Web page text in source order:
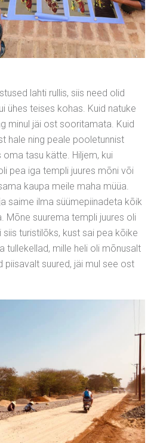
lahti rullis, siis need olid
ühes teises kohas. Kuid natuke
minul jäi ost sooritamata. Kuid
hale ning peale pooletunnist
tasu kätte. Hiljem, kui
pea iga templi juures mõni või
kaupa meile maha müüa.
saime ilma süümepiinadeta kõik
Mõne suurema templi juures oli
turistilõks, kust sai pea kõike
tullekellad, mille heli oli mõnusalt
piisavalt suured, jäi mul see ost